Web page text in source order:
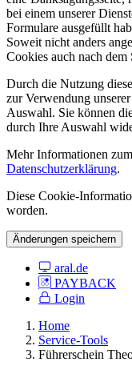
bei einem unserer
Formulare ausgefüllt
Soweit nicht anders
Cookies auch nach dem
Durch die Nutzung
zur Verwendung
Auswahl. Sie können
durch Ihre Auswahl
Mehr Informationen
Datenschutzerklärung.
Diese Cookie-
worden.
Änderungen speichern
aral.de
PAYBACK
Login
Home
Service-Tools
Führerschein